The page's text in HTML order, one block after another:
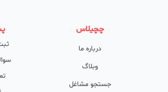
چچیلاس
درباره ما
وبلاگ
جستجو مشاغل